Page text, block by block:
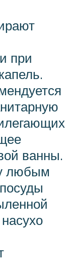
при
ванны.
любым